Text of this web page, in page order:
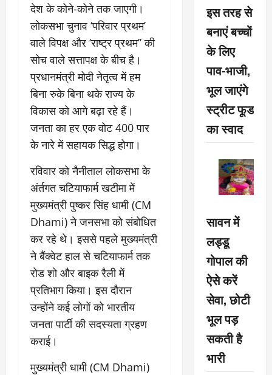
देश के कोने-कोने तक जाएगी।
लोकसभा चुनाव ‘परिवार प्रथम’
वाले विपक्ष और ‘राष्ट्र प्रथम’’ की
सोच वाले सत्तापक्ष के बीच है।
प्रधानमंत्री मोदी नेतृत्व में हम
बिना रुके बिना थके राज्य के
विकास को आगे बढ़ा रहे हैं।
जनता का हर एक वोट 400 पार
के नारे में सहायक सिद्ध होगा।
रविवार को नैनीताल लोकसभा के
अंर्तगत चटियाफार्म खटीमा में
मुख्यमंत्री पुष्कर सिंह धामी (CM
Dhami) ने जनसभा को संबोधित
कर रहे थे। इससे पहले मुख्यमंत्री
ने बैंक्वेट हाल से चटियाफार्म तक
रोड शो और बाइक रैली में
प्रतिभाग किया। इस दौरान
उन्होंने कई लोगों को भारतीय
जनता पार्टी की सदस्यता ग्रहण
कराई।
मुख्यमंत्री धामी (CM Dhami)
इस तरह से
बनाएं बच्चों
के लिए
पाव-भाजी,
भूल जाएंगे
स्ट्रीट फूड
का स्वाद
सावन में
लड्डू
गोपाल की
ऐसे करें
सेवा, छोटी
भूल पड़
सकती है
भारी